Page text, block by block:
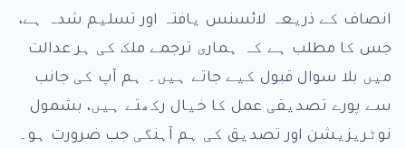
انصاف کے ذریعہ لائسنس یافتہ اور تسلیم شدہ ہے،
جس کا مطلب ہے کہ ہماری ترجمے ملک کی ہر عدالت
میں بلا سوال قبول کیے جاتے ہیں۔ ہم آپ کی جانب
سے پورے تصدیقی عمل کا خیال رکھتے ہیں، بشمول
نوٹریزیشن اور تصدیق کی ہم آہنگی جب ضرورت ہو۔